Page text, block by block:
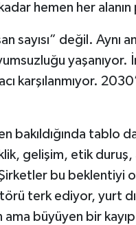
hemen her
sayısı” değil. Aynı
karşılanmıyor.
bakıldığında tablo
gelişim, etik
bu beklentiyi
terk ediyor, yurt
büyüyen bir